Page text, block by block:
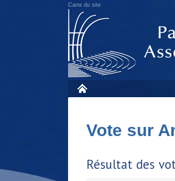
Carte du site
Vote sur
Résultat des